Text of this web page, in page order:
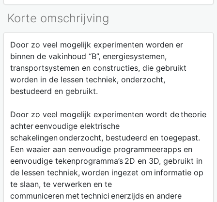
Korte omschrijving
Door zo veel mogelijk experimenten worden er
binnen de vakinhoud “B”, energiesystemen,
transportsystemen en constructies, die gebruikt
worden in de lessen techniek, onderzocht,
bestudeerd en gebruikt.
Door zo veel mogelijk experimenten wordt de theorie
achter eenvoudige elektrische
schakelingen onderzocht, bestudeerd en toegepast.
Een waaier aan eenvoudige programmeerapps en
eenvoudige tekenprogramma’s 2D en 3D, gebruikt in
de lessen techniek, worden ingezet om informatie op
te slaan, te verwerken en te
communiceren met technici enerzijds en andere